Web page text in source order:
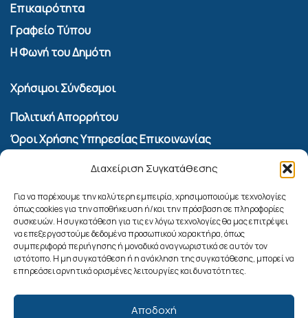
Διαχείριση Συγκατάθεσης
Για να παρέχουμε την καλύτερη εμπειρία, χρησιμοποιούμε τεχνολογίες
όπως cookies για την αποθήκευση ή/και την πρόσβαση σε πληροφορίες
συσκευών. Η συγκατάθεση για τις εν λόγω τεχνολογίες θα μας επιτρέψει
να επεξεργαστούμε δεδομένα προσωπικού χαρακτήρα, όπως
συμπεριφορά περιήγησης ή μοναδικά αναγνωριστικά σε αυτόν τον
ιστότοπο. Η μη συγκατάθεση ή η ανάκληση της συγκατάθεσης, μπορεί να
επηρεάσει αρνητικά ορισμένες λειτουργίες και δυνατότητες.
Αποδοχή
Επικαιρότητα
Γραφείο Τύπου
Η Φωνή του Δημότη
Χρήσιμοι Σύνδεσμοι
Πολιτική Απορρήτου
Όροι Χρήσης Υπηρεσίας Επικοινωνίας
Πολιτική Cookies (ΕΕ)
Αναζήτηση